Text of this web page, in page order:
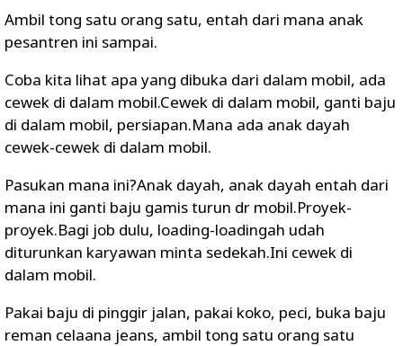
Ambil tong satu orang satu, entah dari mana anak
pesantren ini sampai.
Coba kita lihat apa yang dibuka dari dalam mobil, ada
cewek di dalam mobil.Cewek di dalam mobil, ganti baju
di dalam mobil, persiapan.Mana ada anak dayah
cewek-cewek di dalam mobil.
Pasukan mana ini?Anak dayah, anak dayah entah dari
mana ini ganti baju gamis turun dr mobil.Proyek-
proyek.Bagi job dulu, loading-loadingah udah
diturunkan karyawan minta sedekah.Ini cewek di
dalam mobil.
Pakai baju di pinggir jalan, pakai koko, peci, buka baju
reman celaana jeans, ambil tong satu orang satu